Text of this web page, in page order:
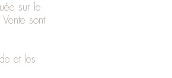
sur le
sont
et les